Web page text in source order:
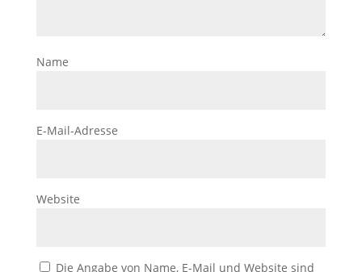
Name
E-Mail-Adresse
Website
Die Angabe von Name, E-Mail und Website sind